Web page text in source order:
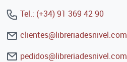
Tel.: (+34) 91 369 42 90
clientes@libreriadesnivel.com
pedidos@libreriadesnivel.com